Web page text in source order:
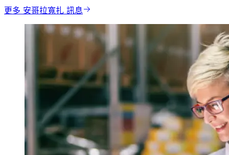
更多 安哥拉寬扎 訊息